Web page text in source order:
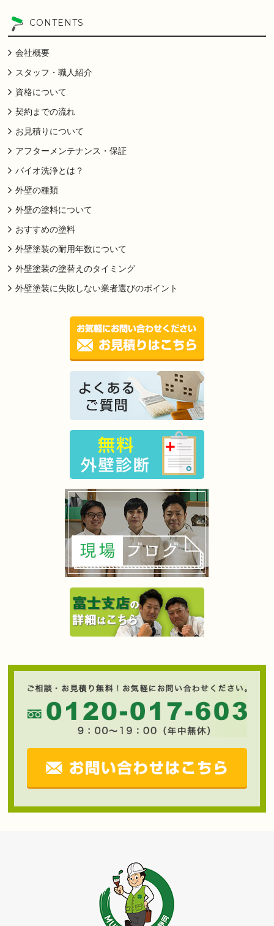
CONTENTS
会社概要
スタッフ・職人紹介
資格について
契約までの流れ
お見積りについて
アフターメンテナンス・保証
バイオ洗浄とは？
外壁の種類
外壁の塗料について
おすすめの塗料
外壁塗装の耐用年数について
外壁塗装の塗替えのタイミング
外壁塗装に失敗しない業者選びのポイント